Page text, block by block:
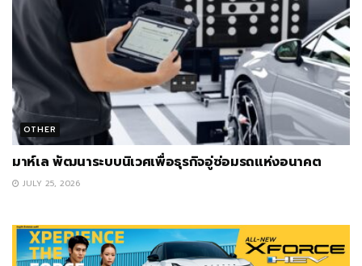
OTHER
มาห์เล พัฒนาระบบนิเวศเพื่อธุรกิจอู่ซ่อมรถแห่งอนาคต
JULY 25, 2026